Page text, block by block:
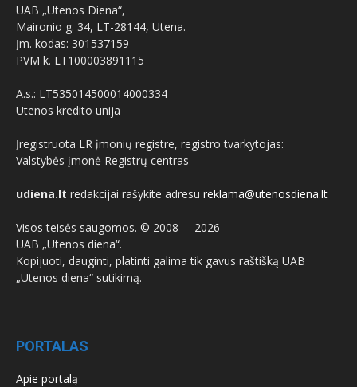
UAB „Utenos Diena“,
Maironio g. 34, LT-28144, Utena.
Įm. kodas: 301537159
PVM k. LT100003891115
A.s.: LT535014500014000334
Utenos kredito unija
Įregistruota LR įmonių registre, registro tvarkytojas:
Valstybės įmonė Registrų centras
udiena.lt redakcijai rašykite adresu reklama@utenosdiena.lt
Visos teisės saugomos. © 2008 – 2026
UAB „Utenos diena“.
Kopijuoti, dauginti, platinti galima tik gavus raštišką UAB
„Utenos diena“ sutikimą.
PORTALAS
Apie portalą